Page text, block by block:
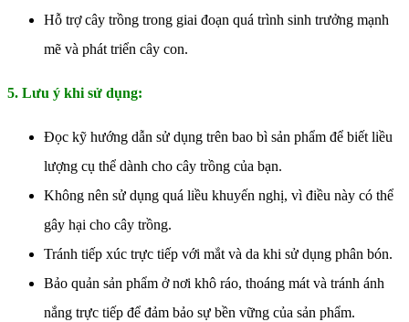
Hỗ trợ cây trồng trong giai đoạn quá trình sinh trưởng mạnh
mẽ và phát triển cây con.
5. Lưu ý khi sử dụng:
Đọc kỹ hướng dẫn sử dụng trên bao bì sản phẩm để biết liều
lượng cụ thể dành cho cây trồng của bạn.
Không nên sử dụng quá liều khuyến nghị, vì điều này có thể
gây hại cho cây trồng.
Tránh tiếp xúc trực tiếp với mắt và da khi sử dụng phân bón.
Bảo quản sản phẩm ở nơi khô ráo, thoáng mát và tránh ánh
nắng trực tiếp để đảm bảo sự bền vững của sản phẩm.